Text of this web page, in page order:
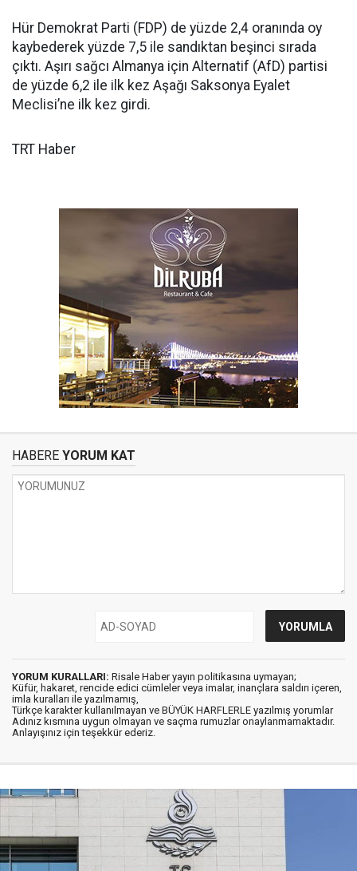
Hür Demokrat Parti (FDP) de yüzde 2,4 oranında oy
kaybederek yüzde 7,5 ile sandıktan beşinci sırada
çıktı. Aşırı sağcı Almanya için Alternatif (AfD) partisi
de yüzde 6,2 ile ilk kez Aşağı Saksonya Eyalet
Meclisi’ne ilk kez girdi.
TRT Haber
HABERE YORUM KAT
YORUM KURALLARI: Risale Haber yayın politikasına uymayan;
Küfür, hakaret, rencide edici cümleler veya imalar, inançlara saldırı içeren,
imla kuralları ile yazılmamış,
Türkçe karakter kullanılmayan ve BÜYÜK HARFLERLE yazılmış yorumlar
Adınız kısmına uygun olmayan ve saçma rumuzlar onaylanmamaktadır.
Anlayışınız için teşekkür ederiz.